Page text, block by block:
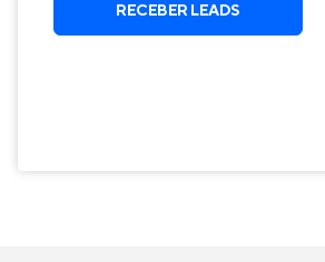
RECEBER LEADS